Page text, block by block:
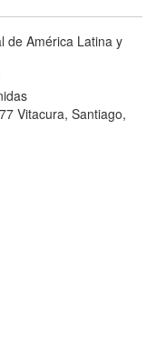
de América Latina y
Vitacura, Santiago,